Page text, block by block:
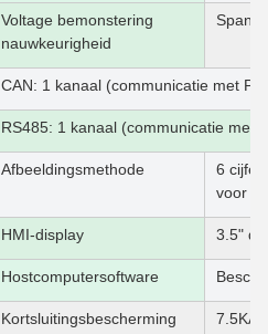
Voltage bemonstering
nauwkeurigheid
CAN: 1 kanaal (communicatie met
RS485: 1 kanaal (communicatie met
Afbeeldingsmethode
6
voor
HMI-display 3.5"
Hostcomputersoftware
Kortsluitingsbescherming 7.5KA